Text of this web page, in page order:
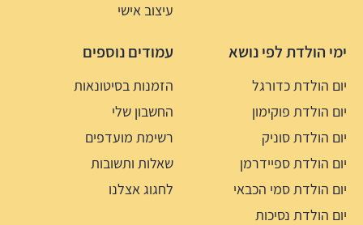
עיצוב אישי
ימי הולדת לפי נושא
יום הולדת כדורגל
יום הולדת פוקימון
יום הולדת סוניק
יום הולדת ספיידרמן
יום הולדת סמי הכבאי
יום הולדת נסיכות
עמודים נוספים
הזמנות בסיטונאות
החשבון שלי
רשימת מועדפים
שאלות ותשובות
לחגוג אצלנו